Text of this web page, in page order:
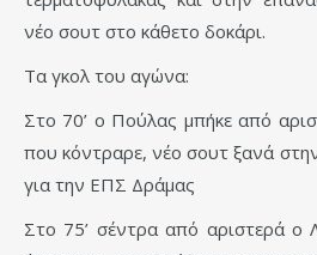
νέο σουτ στο κάθετο δοκάρι.
Τα γκολ του αγώνα:
Στο 70’ ο Πούλας μπήκε από
που κόντραρε, νέο σουτ ξανά
για την ΕΠΣ Δράμας
Στο 75’ σέντρα από αριστερά ο